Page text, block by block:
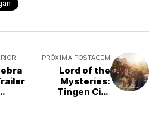
PRÓXIMA POSTAGEM
Lord of the
Mysteries:
Tingen City